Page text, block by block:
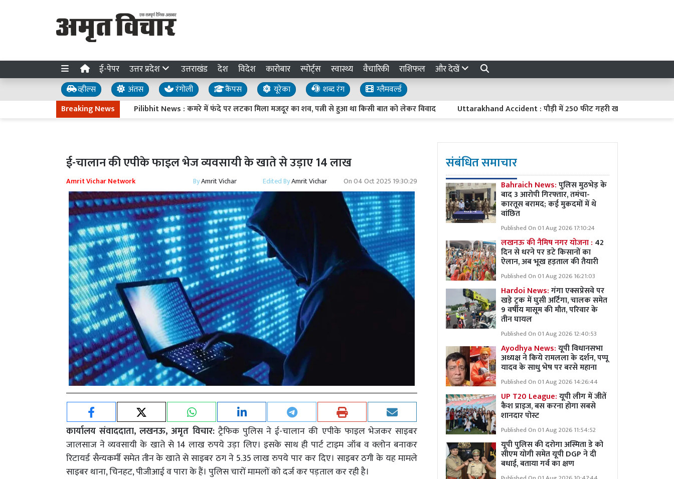
ई-पेपर उत्तर प्रदेश उत्तराखंड देश विदेश कारोबार स्पोर्ट्स स्वास्थ्य वैचारिकी राशिफल और देखें
व्हील्स अंतस रंगोली कैंपस यूरेका शब्द रंग
ग्लैमवर्ल्ड
Breaking News Pilibhit News : कमरे में फंदे पर लटका मिला मजदूर का शव, पत्नी से हुआ था किसी बात को लेकर विवाद Uttarakhand Accident : पौड़ी में 250 फीट गहरी खाई में गिरी कार, एक ही
ई-चालान की एपीके फाइल भेज व्यवसायी के खाते से उड़ाए 14 लाख
Amrit Vichar Network ByAmrit Vichar Edited ByAmrit Vichar On04 Oct 2025 19:30:29
कार्यालय संवाददाता, लखनऊ, अमृत विचार:ट्रैफिक पुलिस ने ई-चालान की एपीके फाइल भेजकर साइबर
जालसाज ने व्यवसायी के खाते से 14 लाख रुपये उड़ा लिए। इसके साथ ही पार्ट टाइम जॉब व क्लोन बनाकर
रिटायर्ड सैन्यकर्मी समेत तीन के खाते से साइबर ठग ने 5.35 लाख रुपये पार कर दिए। साइबर ठगी के यह मामले
साइबर थाना, चिनहट, पीजीआई व पारा के हैं। पुलिस चारों मामलों को दर्ज कर पड़ताल कर रही है।
संबंधित समाचार
Bahraich News:पुलिस मुठभेड़ के
बाद 3 आरोपी गिरफ्तार, तमंचा-
कारतूस बरामद; कई मुकदमों में थे
वांछित
Published On 01 Aug 2026 17:10:24
लखनऊ की नैमिष नगर योजना : 42
दिन से धरने पर डटे किसानों का
ऐलान, अब भूख हड़ताल की तैयारी
Published On 01 Aug 2026 16:21:03
Hardoi News:गंगा एक्सप्रेसवे पर
खड़े ट्रक में घुसी अर्टिगा, चालक समेत
9 वर्षीय मासूम की मौत, परिवार के
तीन घायल
Published On 01 Aug 2026 12:40:53
Ayodhya News:यूपी विधानसभा
अध्यक्ष ने किये रामलला के दर्शन, पप्पू
यादव के साधु भेष पर बरसे महाना
Published On 01 Aug 2026 14:26:44
UP T20 League:यूपी लीग में जीतें
कैश प्राइज, बस करना होगा सबसे
शानदार पोस्ट
Published On 01 Aug 2026 11:54:52
यूपी पुलिस की दरोगा अस्मिता डे को
सीएम योगी समेत यूपी DGP ने दी
बधाई, बताया गर्व का क्षण